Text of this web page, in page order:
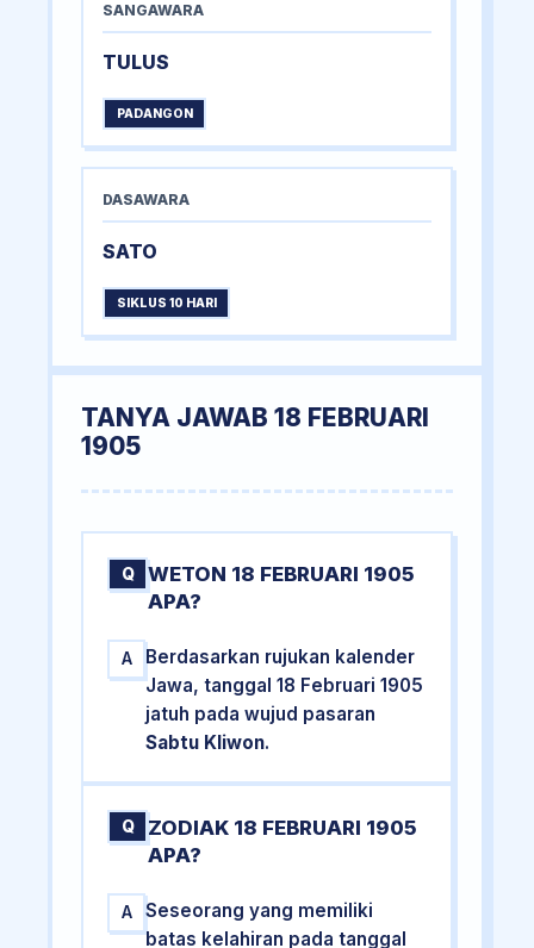
SANGAWARA
TULUS
PADANGON
DASAWARA
SATO
SIKLUS 10 HARI
TANYA JAWAB 18 FEBRUARI
1905
Q
WETON 18 FEBRUARI 1905
APA?
A
Berdasarkan rujukan kalender
Jawa, tanggal 18 Februari 1905
jatuh pada wujud pasaran
Sabtu Kliwon.
Q
ZODIAK 18 FEBRUARI 1905
APA?
A
Seseorang yang memiliki
batas kelahiran pada tanggal